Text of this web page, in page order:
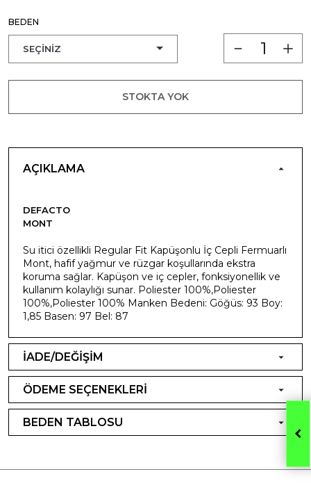
BEDEN
STOKTA YOK
AÇIKLAMA
DEFACTO
MONT
Su itici özellikli Regular Fit Kapüşonlu İç Cepli Fermuarlı
Mont, hafif yağmur ve rüzgar koşullarında ekstra
koruma sağlar. Kapüşon ve iç cepler, fonksiyonellik ve
kullanım kolaylığı sunar. Poliester 100%,Poliester
100%,Poliester 100% Manken Bedeni: Göğüs: 93 Boy:
1,85 Basen: 97 Bel: 87
İADE/DEĞİŞİM
ÖDEME SEÇENEKLERİ
BEDEN TABLOSU